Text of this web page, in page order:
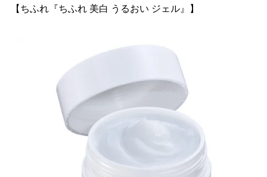
【ちふれ『ちふれ 美白 うるおい ジェル』】